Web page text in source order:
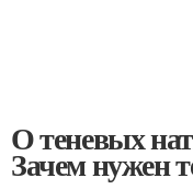
О теневых
Зачем нужен